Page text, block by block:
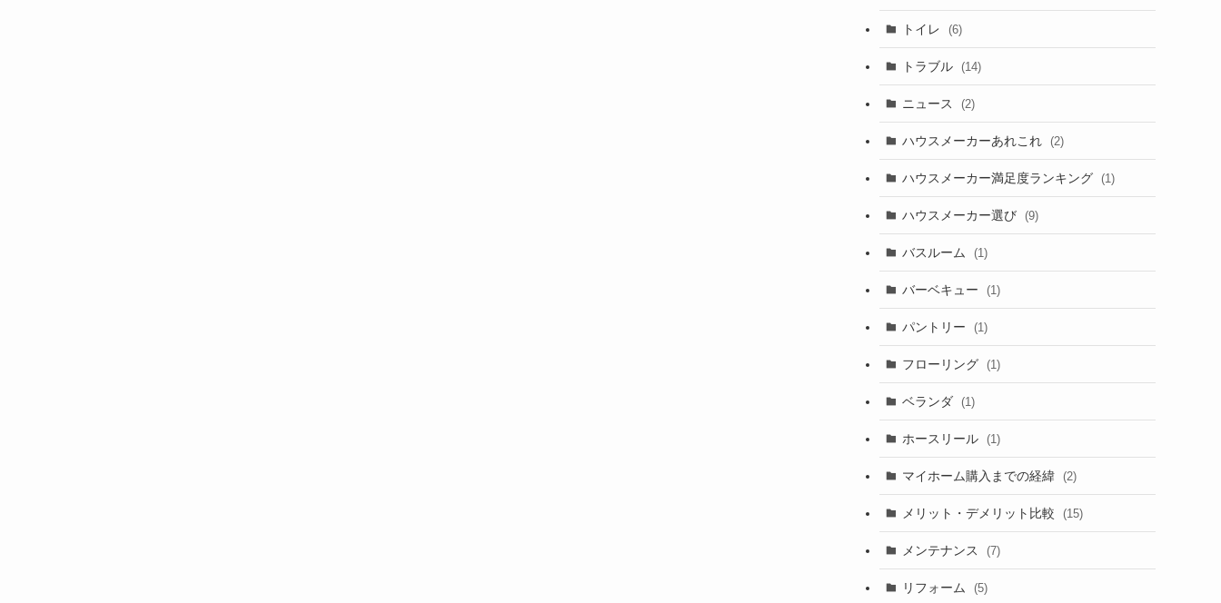
トイレ (6)
トラブル (14)
ニュース (2)
ハウスメーカーあれこれ (2)
ハウスメーカー満足度ランキング (1)
ハウスメーカー選び (9)
バスルーム (1)
バーベキュー (1)
パントリー (1)
フローリング (1)
ベランダ (1)
ホースリール (1)
マイホーム購入までの経緯 (2)
メリット・デメリット比較 (15)
メンテナンス (7)
リフォーム (5)